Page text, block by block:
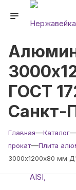
ГОСТ
Санкт-
Главная—Каталог
прокат—Плита
3000х1200х80 мм